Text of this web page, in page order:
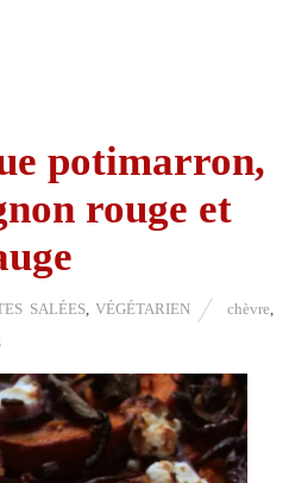
potimarron,
rouge et
SALÉES,VÉGÉTARIEN chèvre